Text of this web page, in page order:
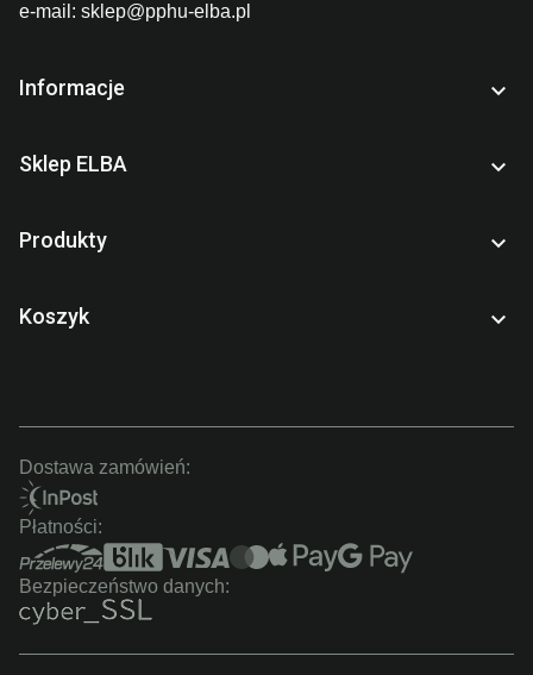
e-mail: sklep@pphu-elba.pl
Informacje 
Sklep ELBA 
Produkty 
Koszyk 
Dostawa zamówień:
Płatności:
Bezpieczeństwo danych: